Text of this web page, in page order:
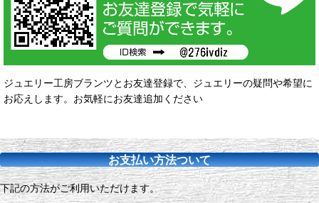
ジュエリー工房ブランツとお友達登録で、ジュエリーの疑問や希望に
お応えします。お気軽にお友達追加ください
お支払い方法ついて
下記の方法がご利用いただけます。